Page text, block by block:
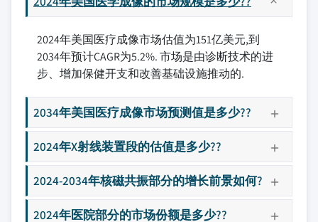
2024年美国医疗成像市场估值为151亿美元,到
2034年预计CAGR为5.2%. 市场是由诊断技术的进
步、增加保健开支和改善基础设施推动的.
2034年美国医疗成像市场预测值是多少??
2024年X射线装置段的估值是多少??
2024-2034年核磁共振部分的增长前景如何?
2024年医院部分的市场份额是多少??